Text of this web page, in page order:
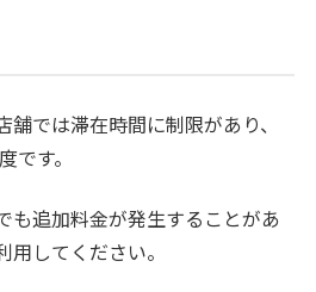
では滞在時間に制限があり、
です。
も追加料金が発生することがあ
してください。